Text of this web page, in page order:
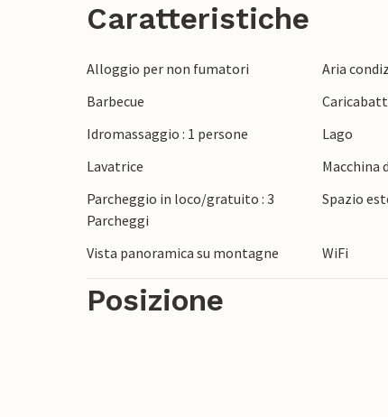
una delle destinazioni più sicure dal
Caratteristiche
Alloggio per non fumatori Aria
Barbecue
Idromassaggio : 1 persone
Lago
Lavatrice
Macchina
Parcheggio in loco/gratuito : 3
Parcheggi
Spazio
Vista panoramica su montagne WiFi
Posizione